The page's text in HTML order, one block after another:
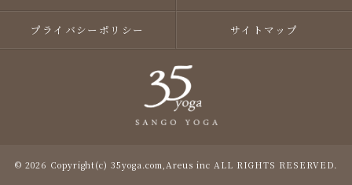
プライバシーポリシー サイトマップ
© 2026 Copyright(c) 35yoga.com,Areus inc ALL RIGHTS RESERVED.